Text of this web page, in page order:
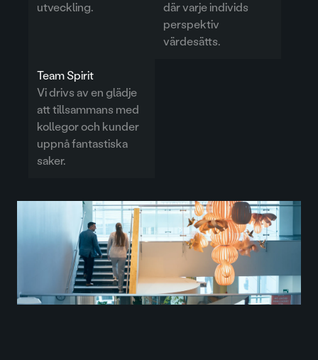
utveckling.
där varje individs
perspektiv
värdesätts.
Team Spirit
Vi drivs av en glädje
att tillsammans med
kollegor och kunder
uppnå fantastiska
saker.